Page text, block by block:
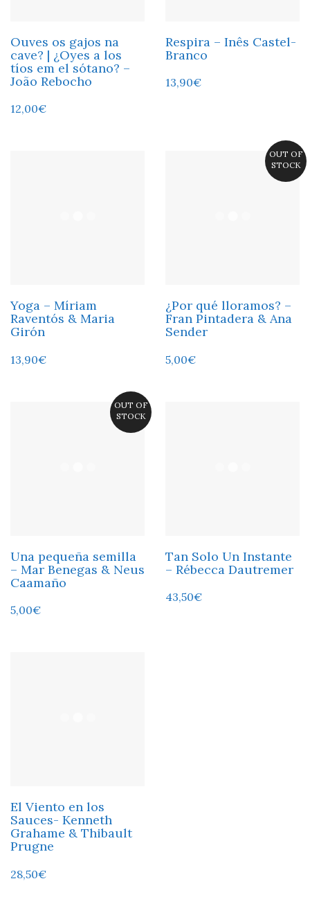
Ouves os gajos na
cave? | ¿Oyes a los
tíos em el sótano? –
João Rebocho
12,00€
Respira – Inês Castel-
Branco
13,90€
Yoga – Míriam
Raventós & Maria
Girón
13,90€
OUT OF
STOCK
¿Por qué lloramos? –
Fran Pintadera & Ana
Sender
5,00€
OUT OF
STOCK
Una pequeña semilla
– Mar Benegas & Neus
Caamaño
5,00€
Tan Solo Un Instante
– Rébecca Dautremer
43,50€
El Viento en los
Sauces- Kenneth
Grahame & Thibault
Prugne
28,50€